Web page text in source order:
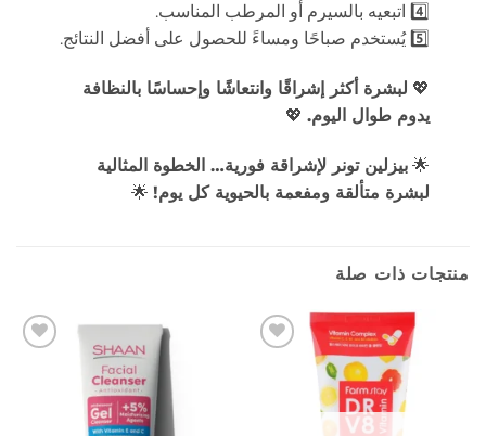
4️⃣ اتبعيه بالسيرم أو المرطب المناسب.
5️⃣ يُستخدم صباحًا ومساءً للحصول على أفضل النتائج.
💖 لبشرة أكثر إشراقًا وانتعاشًا وإحساسًا بالنظافة
يدوم طوال اليوم.💖
🌟 بيزلين تونر لإشراقة فورية… الخطوة المثالية
لبشرة متألقة ومفعمة بالحيوية كل يوم!🌟
منتجات ذات صلة